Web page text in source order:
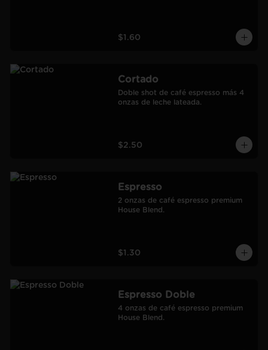
$1.60
Cortado
Doble shot de café espresso más 4
onzas de leche lateada.
$2.50
Espresso
2 onzas de café espresso premium
House Blend.
$1.30
Espresso Doble
4 onzas de café espresso premium
House Blend.